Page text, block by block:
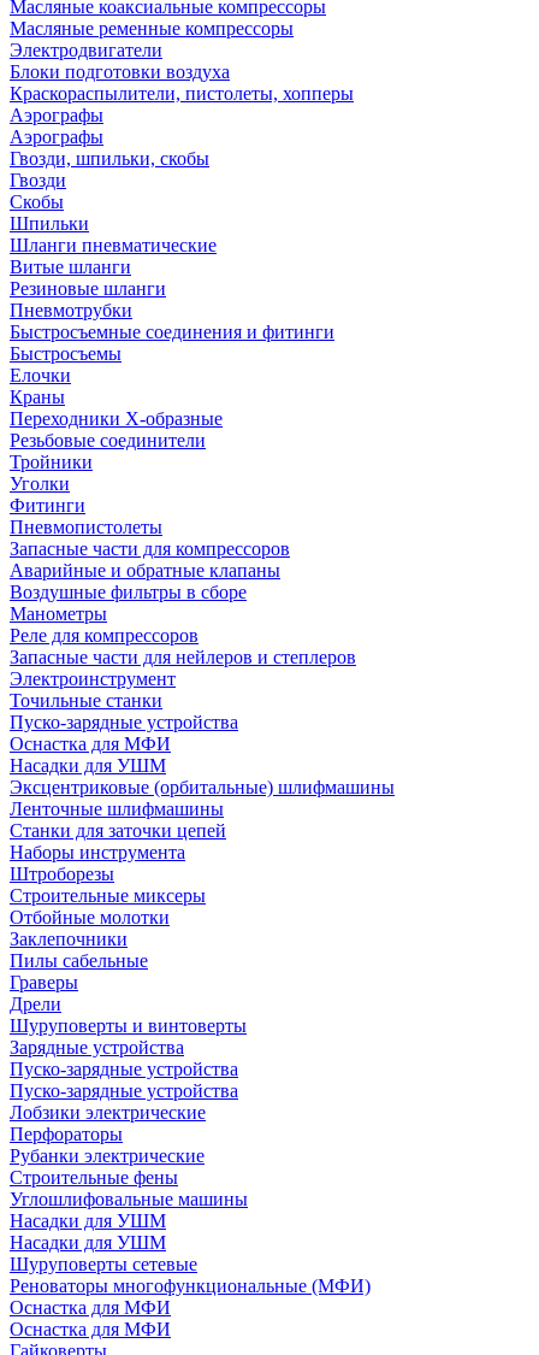
Масляные коаксиальные компрессоры
Масляные ременные компрессоры
Электродвигатели
Блоки подготовки воздуха
Краскораспылители, пистолеты, хопперы
Аэрографы
Аэрографы
Гвозди, шпильки, скобы
Гвозди
Скобы
Шпильки
Шланги пневматические
Витые шланги
Резиновые шланги
Пневмотрубки
Быстросъемные соединения и фитинги
Быстросъемы
Елочки
Краны
Переходники Х-образные
Резьбовые соединители
Тройники
Уголки
Фитинги
Пневмопистолеты
Запасные части для компрессоров
Аварийные и обратные клапаны
Воздушные фильтры в сборе
Манометры
Реле для компрессоров
Запасные части для нейлеров и степлеров
Электроинструмент
Точильные станки
Пуско-зарядные устройства
Оснастка для МФИ
Насадки для УШМ
Эксцентриковые (орбитальные) шлифмашины
Ленточные шлифмашины
Станки для заточки цепей
Наборы инструмента
Штроборезы
Строительные миксеры
Отбойные молотки
Заклепочники
Пилы сабельные
Граверы
Дрели
Шуруповерты и винтоверты
Зарядные устройства
Пуско-зарядные устройства
Пуско-зарядные устройства
Лобзики электрические
Перфораторы
Рубанки электрические
Строительные фены
Углошлифовальные машины
Насадки для УШМ
Насадки для УШМ
Шуруповерты сетевые
Реноваторы многофункциональные (МФИ)
Оснастка для МФИ
Оснастка для МФИ
Гайковерты